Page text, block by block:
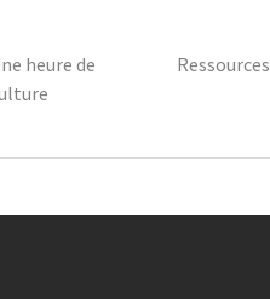
heure de
Ressources